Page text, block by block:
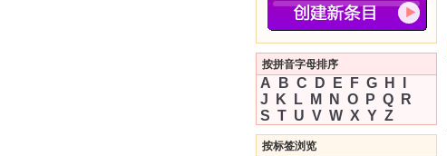
按拼音字母排序
A B C D E F G H
J
K L M N O P Q
R
S T U V W X Y Z
按标签浏览